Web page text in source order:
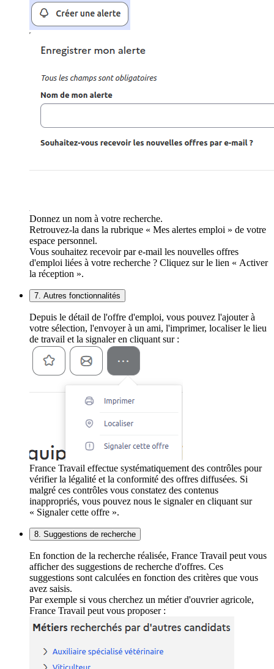
Donnez un nom à votre recherche.
Retrouvez-la dans la rubrique « Mes alertes emploi » de votre
espace personnel.
Vous souhaitez recevoir par e-mail les nouvelles offres
d'emploi liées à votre recherche ? Cliquez sur le lien « Activer
la réception ».
7. Autres fonctionnalités
Depuis le détail de l'offre d'emploi, vous pouvez l'ajouter à
votre sélection, l'envoyer à un ami, l'imprimer, localiser le lieu
de travail et la signaler en cliquant sur :
France Travail effectue systématiquement des contrôles pour
vérifier la légalité et la conformité des offres diffusées. Si
malgré ces contrôles vous constatez des contenus
inappropriés, vous pouvez nous le signaler en cliquant sur
« Signaler cette offre ».
8. Suggestions de recherche
En fonction de la recherche réalisée, France Travail peut vous
afficher des suggestions de recherche d'offres. Ces
suggestions sont calculées en fonction des critères que vous
avez saisis.
Par exemple si vous cherchez un métier d'ouvrier agricole,
France Travail peut vous proposer :